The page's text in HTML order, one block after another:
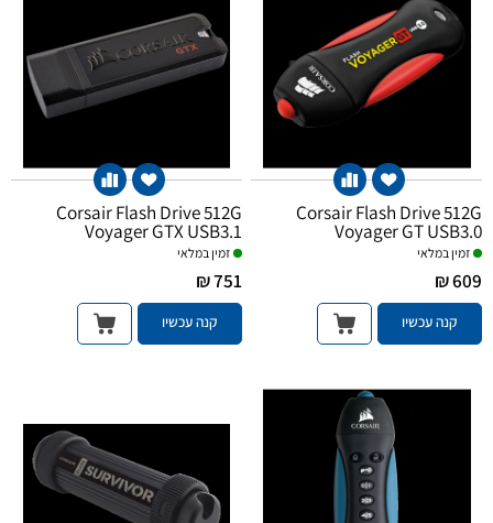
Corsair Flash Drive 512G
Voyager GT USB3.0
זמין במלאי
609 ₪
קנה עכשיו
Corsair Flash Drive 512G
Voyager GTX USB3.1
זמין במלאי
751 ₪
קנה עכשיו